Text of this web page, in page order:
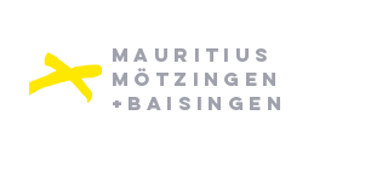
Mauritius
Mötzingen
+Baisingen